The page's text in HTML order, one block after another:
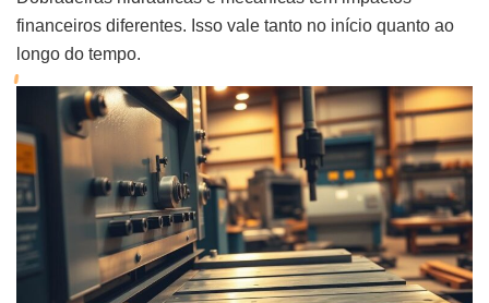
financeiros diferentes. Isso vale tanto no início quanto ao
longo do tempo.